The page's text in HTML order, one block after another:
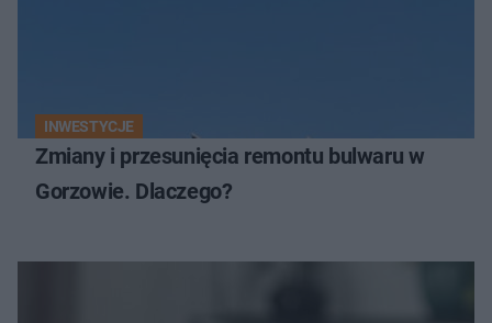
INWESTYCJE
Zmiany i przesunięcia remontu bulwaru w
Gorzowie. Dlaczego?